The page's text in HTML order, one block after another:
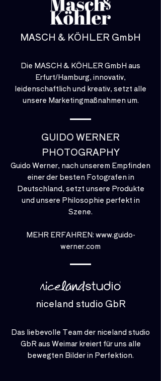
MASCH & KÖHLER GmbH
Die MASCH & KÖHLER GmbH aus
Erfurt/Hamburg, innovativ,
leidenschaftlich und kreativ, setzt alle
unsere Marketingmaßnahmen um.
GUIDO WERNER
PHOTOGRAPHY
Guido Werner, nach unserem Empfinden
einer der besten Fotografen in
Deutschland, setzt unsere Produkte
und unsere Philosophie perfekt in
Szene.
MEHR ERFAHREN: www.guido-
werner.com
niceland studio GbR
Das liebevolle Team der niceland studio
GbR aus Weimar kreiert für uns alle
bewegten Bilder in Perfektion.